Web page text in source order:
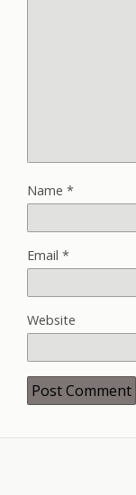
Name *
Email *
Website